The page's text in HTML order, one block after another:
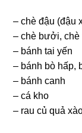
– chè đậu (đậu
– chè bưởi,
– bánh tai yến
– bánh bò hấp,
– bánh canh
– cá kho
– rau củ quả